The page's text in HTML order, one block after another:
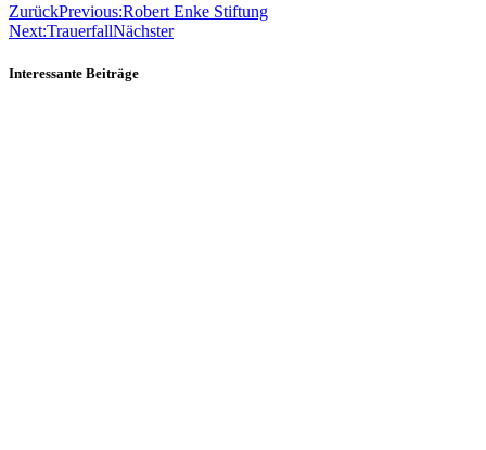
ZurückPrevious:Robert Enke Stiftung
Next:TrauerfallNächster
Interessante Beiträge